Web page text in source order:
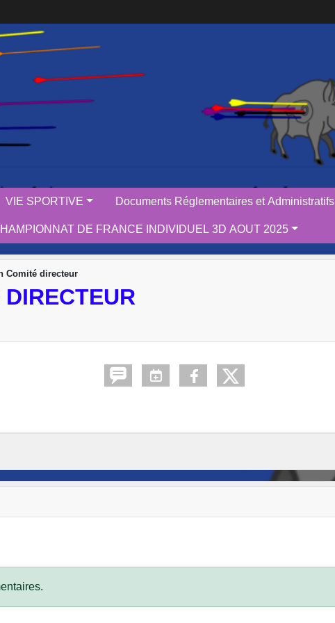
VIE SPORTIVE Documents Réglementaires et Administratifs
DE FRANCE INDIVIDUEL 3D AOUT 2025
Comité directeur